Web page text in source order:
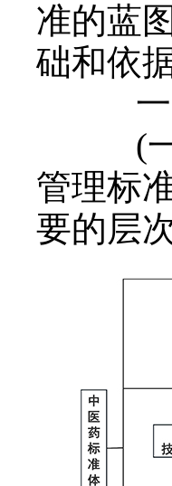
准的蓝
础和依据
(
管理标
要的层